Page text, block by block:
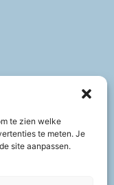
te zien welke
te meten. Je
site aanpassen.